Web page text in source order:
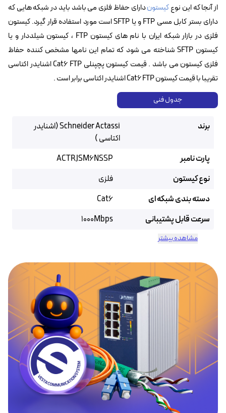
از آنجا که این نوعکیستوندارای حفاظ فلزی می باشد باید در شبکه هایی که
دارای بستر کابل مسی FTP و یا SFTP است مورد استفاده قرار گیرد. کیستون
فلزی در بازار شبکه ایران با نام های کیستون FTP ، کیستون شیلددار و یا
کیستون SFTP شناخته می شود که تمام این نامها مشخص کننده حفاظ
فلزی کیستون می باشد . قیمت کیستون پچپنلی Cat6 FTP اشنایدر اکتاسی
تقریبا با قیمت کیستون Cat6 FTP اشنایدر اکتاسی برابر است .
جدول فنی
برند
Schneider Actassi (اشنایدر
اکتاسی )
پارت نامبر
ACTRJSM6NSSP
نوع کیستون
فلزی
دسته بندی شبکه ای
Cat6
سرعت قابل پشتیبانی
1000Mbps
مشاهده بیشتر